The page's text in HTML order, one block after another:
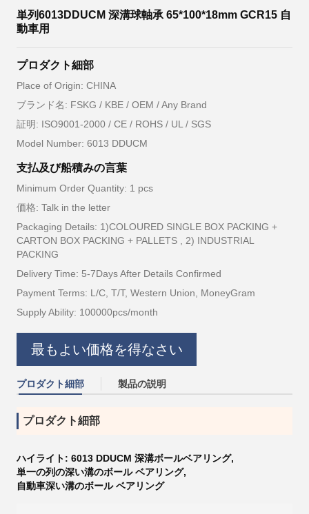
単列6013DDUCM 深溝球軸承 65*100*18mm GCR15 自
動車用
プロダクト細部
Place of Origin: CHINA
ブランド名: FSKG / KBE / OEM / Any Brand
証明: ISO9001-2000 / CE / ROHS / UL / SGS
Model Number: 6013 DDUCM
支払及び船積みの言葉
Minimum Order Quantity: 1 pcs
価格: Talk in the letter
Packaging Details: 1)COLOURED SINGLE BOX PACKING +
CARTON BOX PACKING + PALLETS , 2) INDUSTRIAL
PACKING
Delivery Time: 5-7Days After Details Confirmed
Payment Terms: L/C, T/T, Western Union, MoneyGram
Supply Ability: 100000pcs/month
最もよい価格を得なさい
プロダクト細部 製品の説明
プロダクト細部
ハイライト: 6013 DDUCM 深溝ボールベアリング,
単一の列の深い溝のボール ベアリング,
自動車深い溝のボール ベアリング